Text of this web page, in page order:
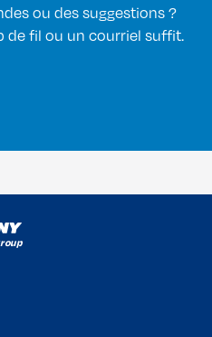
ou des suggestions ?
de fil ou un courriel suffit.